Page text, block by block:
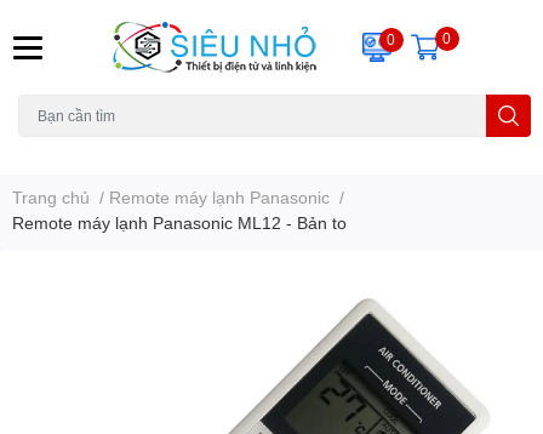
0 0
Trang chủ / Remote máy lạnh Panasonic /
Remote máy lạnh Panasonic ML12 - Bản to